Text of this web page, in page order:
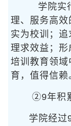
学院实
理、服务高
实为校训；
理求效益；形
培训教育领
育，值得信赖
②9年积
学院经过